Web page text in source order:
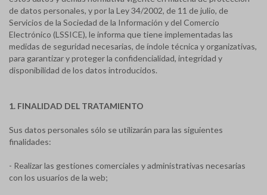
de datos personales, y por la Ley 34/2002, de 11 de julio, de
Servicios de la Sociedad de la Información y del Comercio
Electrónico (LSSICE), le informa que tiene implementadas las
medidas de seguridad necesarias, de índole técnica y organizativas,
para garantizar y proteger la confidencialidad, integridad y
disponibilidad de los datos introducidos.
1. FINALIDAD DEL TRATAMIENTO
Sus datos personales sólo se utilizarán para las siguientes
finalidades:
- Realizar las gestiones comerciales y administrativas necesarias
con los usuarios de la web;